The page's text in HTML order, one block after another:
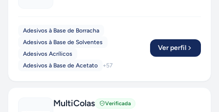
Adesivos à Base de Borracha
Adesivos à Base de Solventes
Adesivos Acrílicos
Adesivos à Base de Acetato
+57
Ver perfil
MultiColas Verificada